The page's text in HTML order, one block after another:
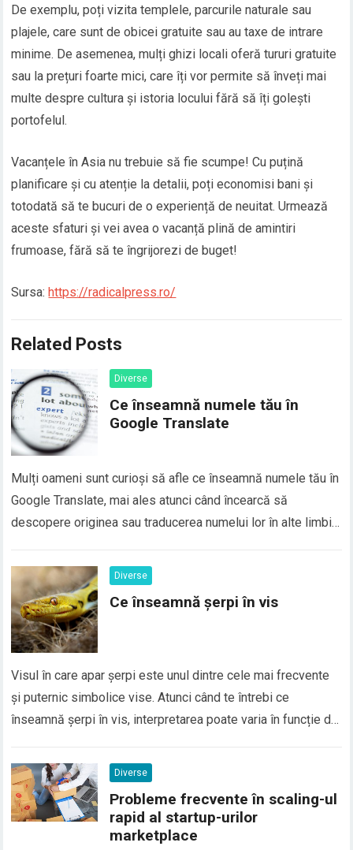
De exemplu, poți vizita templele, parcurile naturale sau
plajele, care sunt de obicei gratuite sau au taxe de intrare
minime. De asemenea, mulți ghizi locali oferă tururi gratuite
sau la prețuri foarte mici, care îți vor permite să înveți mai
multe despre cultura și istoria locului fără să îți golești
portofelul.
Vacanțele în Asia nu trebuie să fie scumpe! Cu puțină
planificare și cu atenție la detalii, poți economisi bani și
totodată să te bucuri de o experiență de neuitat. Urmează
aceste sfaturi și vei avea o vacanță plină de amintiri
frumoase, fără să te îngrijorezi de buget!
Sursa: https://radicalpress.ro/
Related Posts
Diverse
Ce înseamnă numele tău în
Google Translate
Mulți oameni sunt curioși să afle ce înseamnă numele tău în
Google Translate, mai ales atunci când încearcă să
descopere originea sau traducerea numelui lor în alte limbi.
directă în Google Translate, deoarece numele sunt
considerate elemente de identitate personală și, de…
Diverse
Ce înseamnă șerpi în vis
Visul în care apar șerpi este unul dintre cele mai frecvente
și puternic simbolice vise. Atunci când te întrebi ce
înseamnă șerpi în vis, interpretarea poate varia în funcție de
șerpii în vis sunt asociați cu transformarea, frica, trădarea
sau conflictele interioare, dar…
Diverse
Probleme frecvente în scaling-ul
rapid al startup-urilor
marketplace